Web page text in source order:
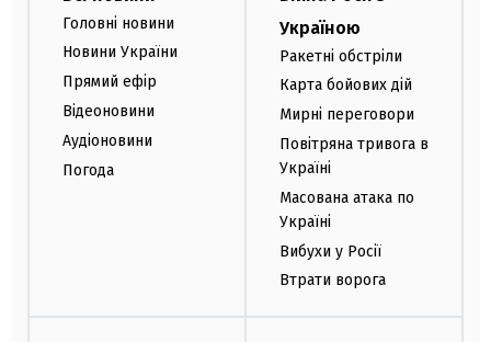
Головні новини
Новини України
Прямий ефір
Відеоновини
Аудіоновини
Погода
Україною
Ракетні обстріли
Карта бойових дій
Мирні переговори
Повітряна тривога в
Україні
Масована атака по
Україні
Вибухи у Росії
Втрати ворога